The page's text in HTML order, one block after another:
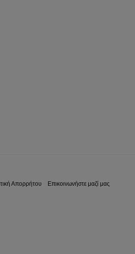
Απορρήτου Επικοινωνήστε μαζί μας